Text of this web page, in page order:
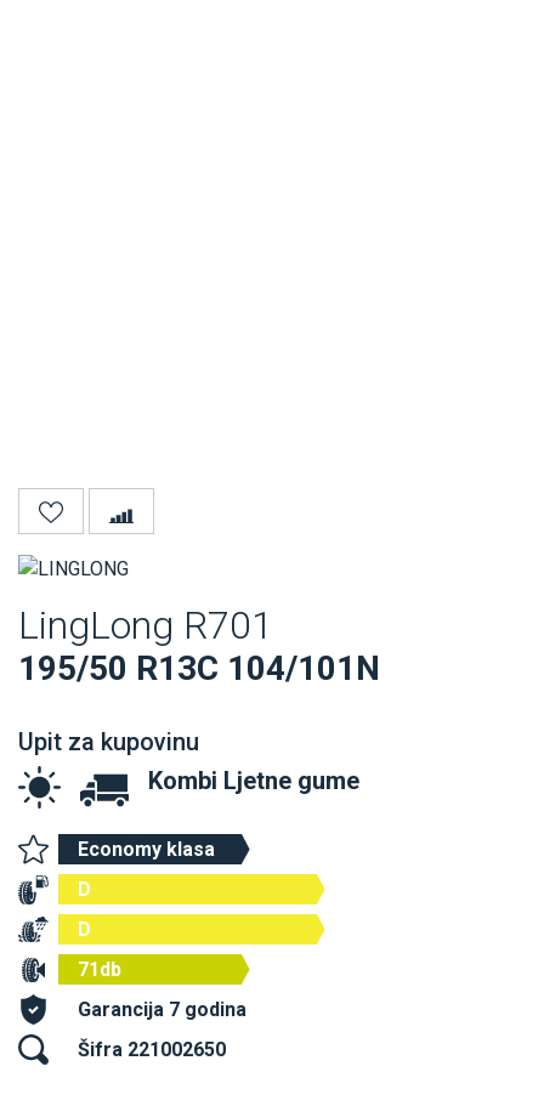
LingLong R701
195/50 R13C 104/101N
Upit za kupovinu
Kombi Ljetne gume
Economy klasa
D
D
71db
Garancija 7 godina
Šifra 221002650